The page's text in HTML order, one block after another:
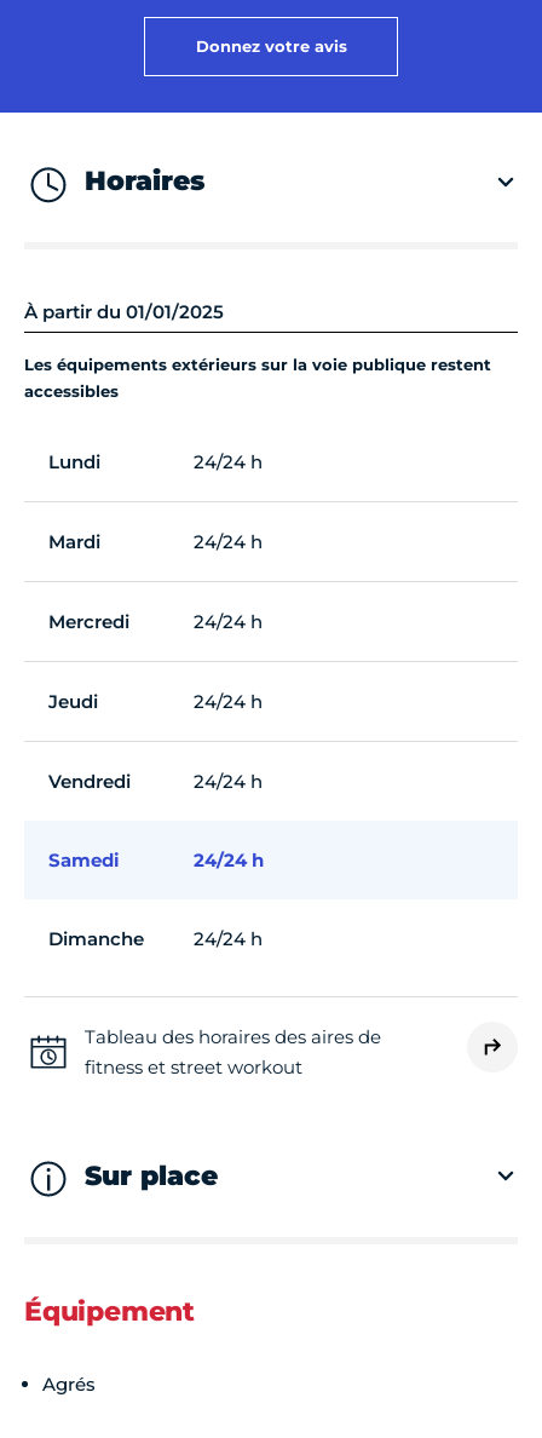
Donnez votre avis
Horaires
À partir du 01/01/2025
Les équipements extérieurs sur la voie publique restent
accessibles
Lundi 24/24 h
Mardi 24/24 h
Mercredi 24/24 h
Jeudi 24/24 h
Vendredi 24/24 h
Samedi 24/24 h
Dimanche 24/24 h
Tableau des horaires des aires de
fitness et street workout
Sur place
Équipement
Agrés